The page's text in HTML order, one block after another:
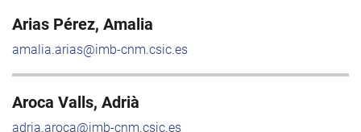
Arias Pérez, Amalia
amalia.arias@imb-cnm.csic.es
Aroca Valls, Adrià
adria.aroca@imb-cnm.csic.es